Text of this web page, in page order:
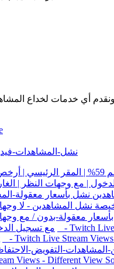
أي خدمات لخداع
نشل-المشاهدات-
نشل بأسعار معقولة-
نشل المشاهدين - لا
معقولة-بدون / مع
مع تسجيل
- Twitch
- Twitch Live Stream
المشاهدات-التفويض-
Views - Different View